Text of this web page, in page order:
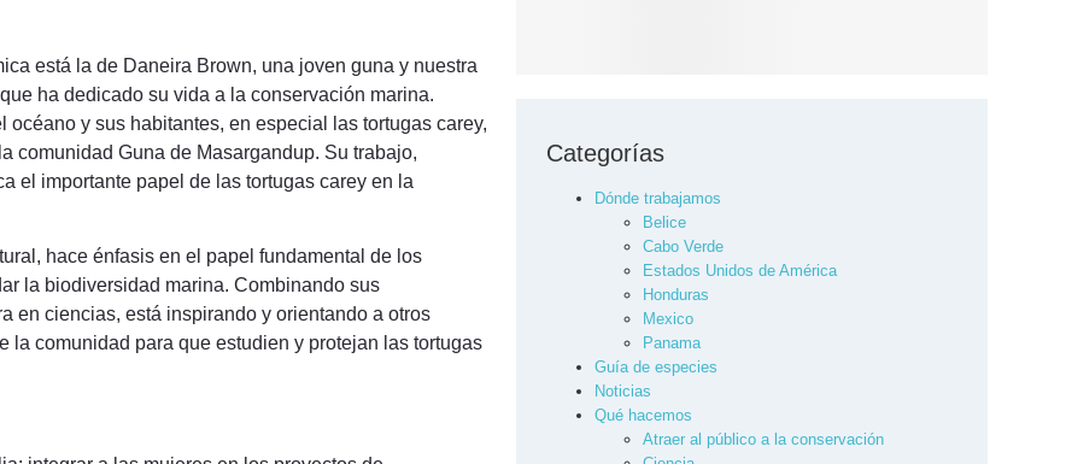
está la de Daneira Brown, una joven guna y nuestra
ha dedicado su vida a la conservación marina.
y sus habitantes, en especial las tortugas carey,
comunidad Guna de Masargandup. Su trabajo,
el importante papel de las tortugas carey en la
hace énfasis en el papel fundamental de los
la biodiversidad marina. Combinando sus
en ciencias, está inspirando y orientando a otros
comunidad para que estudien y protejan las tortugas
Categorías
Dónde trabajamos
Belice
Cabo Verde
Estados Unidos de América
Honduras
Mexico
Panama
Guía de especies
Noticias
Qué hacemos
Atraer al público a la conservación